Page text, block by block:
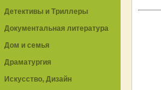
Детективы и Триллеры
Документальная литература
Дом и семья
Драматургия
Искусство, Дизайн